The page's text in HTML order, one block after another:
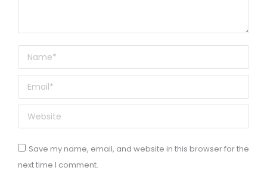
Name *
Email *
Website
Save my name, email, and website in this browser for the
next time I comment.